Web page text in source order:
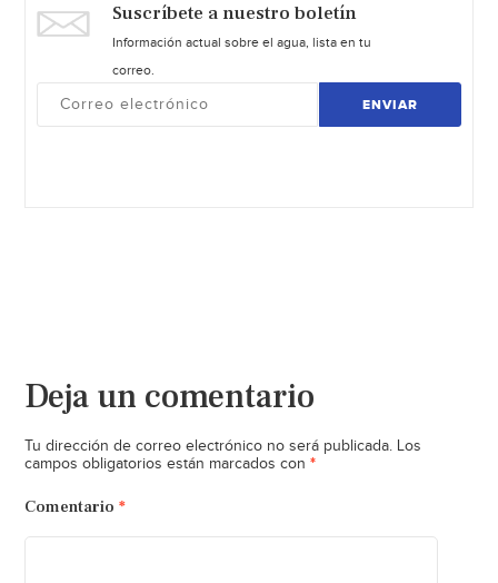
Suscríbete a nuestro boletín
Información actual sobre el agua, lista en tu
correo.
ENVIAR
Deja un comentario
Tu dirección de correo electrónico no será publicada. Los
campos obligatorios están marcados con *
Comentario *